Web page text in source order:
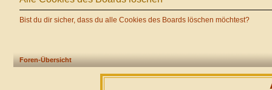
Bist du dir sicher, dass du alle Cookies des Boards löschen möchtest?
Foren-Übersicht